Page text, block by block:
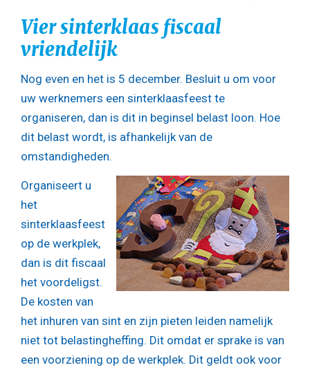
Vier sinterklaas fiscaal
vriendelijk
Nog even en het is 5 december. Besluit u om voor
uw werknemers een sinterklaasfeest te
organiseren, dan is dit in beginsel belast loon. Hoe
dit belast wordt, is afhankelijk van de
omstandigheden.
Organiseert u
het
sinterklaasfeest
op de werkplek,
dan is dit fiscaal
het voordeligst.
De kosten van
het inhuren van sint en zijn pieten leiden namelijk
niet tot belastingheffing. Dit omdat er sprake is van
een voorziening op de werkplek. Dit geldt ook voor